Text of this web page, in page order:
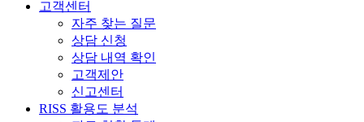
고객센터
자주 찾는 질문
상담 신청
상담 내역 확인
고객제안
신고센터
RISS 활용도 분석